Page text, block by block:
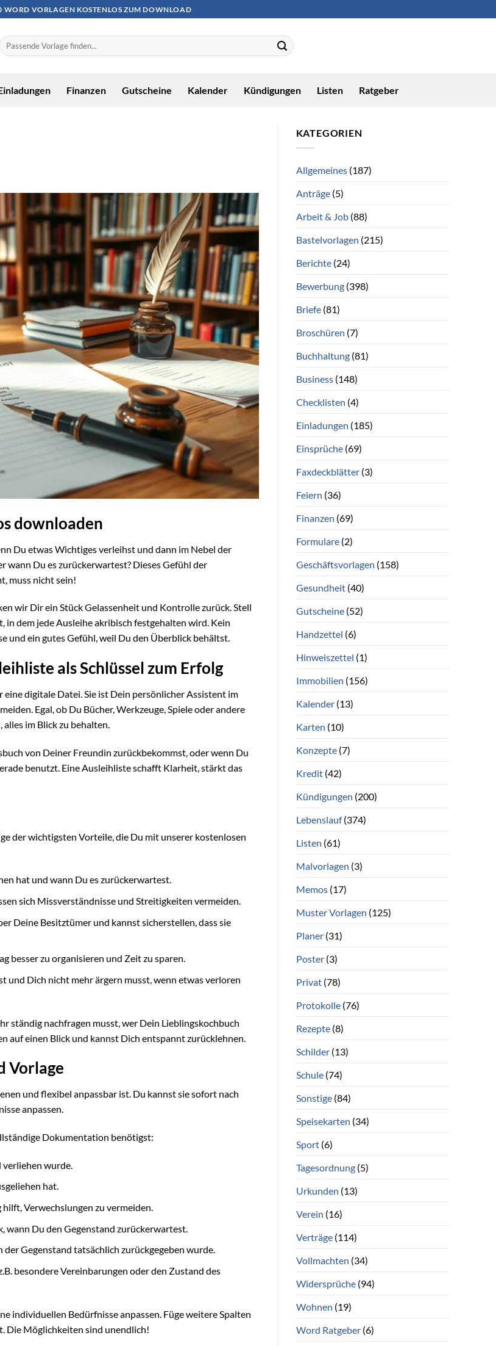
WORD VORLAGEN KOSTENLOS ZUM DOWNLOAD
Finanzen Gutscheine Kalender Kündigungen Listen Ratgeber
downloaden
Du etwas Wichtiges verleihst und dann im Nebel der
wann Du es zurückerwartest? Dieses Gefühl der
muss nicht sein!
wir Dir ein Stück Gelassenheit und Kontrolle zurück. Stell
dem jede Ausleihe akribisch festgehalten wird. Kein
und ein gutes Gefühl, weil Du den Überblick behältst.
als Schlüssel zum Erfolg
digitale Datei. Sie ist Dein persönlicher Assistent im
Egal, ob Du Bücher, Werkzeuge, Spiele oder andere
im Blick zu behalten.
von Deiner Freundin zurückbekommst, oder wenn Du
benutzt. Eine Ausleihliste schafft Klarheit, stärkt das
der wichtigsten Vorteile, die Du mit unserer kostenlosen
hat und wann Du es zurückerwartest.
sich Missverständnisse und Streitigkeiten vermeiden.
Deine Besitztümer und kannst sicherstellen, dass sie
besser zu organisieren und Zeit zu sparen.
und Dich nicht mehr ärgern musst, wenn etwas verloren
ständig nachfragen musst, wer Dein Lieblingskochbuch
einen Blick und kannst Dich entspannt zurücklehnen.
Vorlage
und flexibel anpassbar ist. Du kannst sie sofort nach
anpassen.
Dokumentation benötigst:
verliehen wurde.
hat.
Verwechslungen zu vermeiden.
wann Du den Gegenstand zurückerwartest.
Gegenstand tatsächlich zurückgegeben wurde.
besondere Vereinbarungen oder den Zustand des
individuellen Bedürfnisse anpassen. Füge weitere Spalten
Die Möglichkeiten sind unendlich!
KATEGORIEN
Allgemeines(187)
Anträge(5)
Arbeit & Job(88)
Bastelvorlagen (215)
Berichte(24)
Bewerbung(398)
Briefe(81)
Broschüren (7)
Buchhaltung(81)
Business(148)
Checklisten (4)
Einladungen (185)
Einsprüche(69)
Faxdeckblätter(3)
Feiern (36)
Finanzen (69)
Formulare(2)
Geschäftsvorlagen (158)
Gesundheit(40)
Gutscheine(52)
Handzettel (6)
Hinweiszettel (1)
Immobilien (156)
Kalender(13)
Karten (10)
Konzepte(7)
Kredit(42)
Kündigungen (200)
Lebenslauf(374)
Listen (61)
Malvorlagen (3)
Memos(17)
Muster Vorlagen (125)
Planer(31)
Poster(3)
Privat(78)
Protokolle(76)
Rezepte(8)
Schilder(13)
Schule(74)
Sonstige(84)
Speisekarten (34)
Sport(6)
Tagesordnung(5)
Urkunden (13)
Verein (16)
Verträge(114)
Vollmachten (34)
Widersprüche(94)
Wohnen (19)
Word Ratgeber(6)